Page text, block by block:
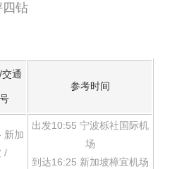
四钻
通
参考时间
新加
/
出发10:55 宁波栎社国际机
场
到达16:25 新加坡樟宜机场